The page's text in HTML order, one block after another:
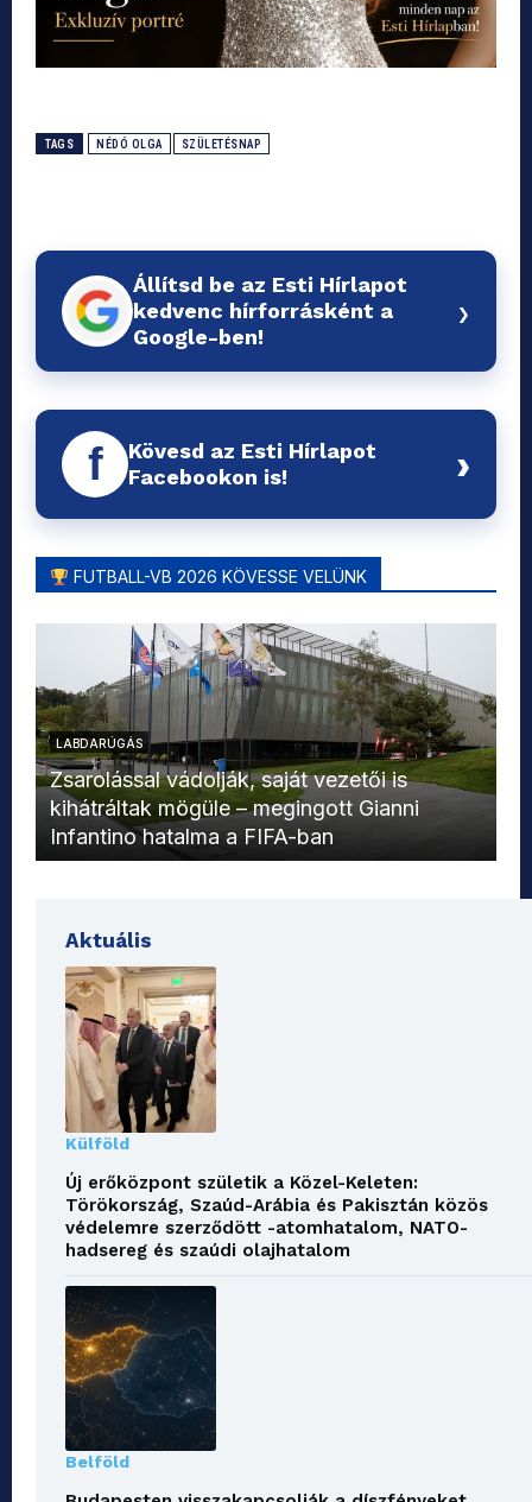
TAGS NÉDÓ OLGA SZÜLETÉSNAP
Állítsd be az Esti Hírlapot
kedvenc hírforrásként a
Google-ben!
›
f
Kövesd az Esti Hírlapot
Facebookon is!
›
FUTBALL-VB 2026 KÖVESSE VELÜNK
LABDARÚGÁS
Zsarolással vádolják, saját vezetői is
kihátráltak mögüle – megingott Gianni
Infantino hatalma a FIFA-ban
Aktuális
Külföld
Új erőközpont születik a Közel-Keleten:
Törökország, Szaúd-Arábia és Pakisztán közös
védelemre szerződött -atomhatalom, NATO-
hadsereg és szaúdi olajhatalom
Belföld